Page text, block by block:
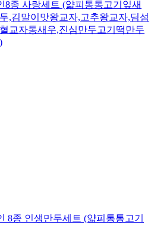
8종 사랑세트 (얇피통통고기잎새
,김말이맛왕교자,고추왕교자,딤섬
교자통새우,진심만두고기떡만두
8종 인생만두세트 (얇피통통고기